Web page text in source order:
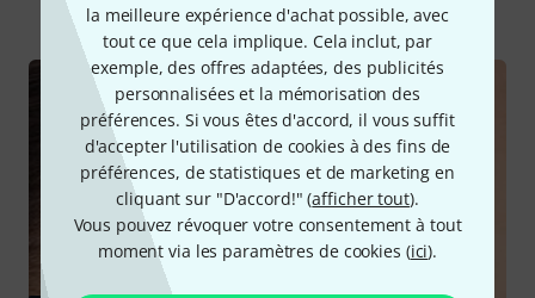
la meilleure expérience d'achat possible, avec
tout ce que cela implique. Cela inclut, par
exemple, des offres adaptées, des publicités
personnalisées et la mémorisation des
préférences. Si vous êtes d'accord, il vous suffit
d'accepter l'utilisation de cookies à des fins de
préférences, de statistiques et de marketing en
cliquant sur "D'accord!" (afficher tout).
Vous pouvez révoquer votre consentement à tout
moment via les paramètres de cookies (ici).